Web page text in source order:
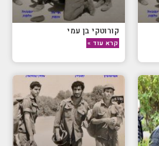
קורוטקי בן עמי
קרא עוד »